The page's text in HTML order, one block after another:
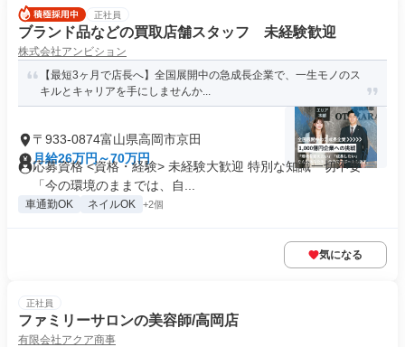
正社員
ブランド品などの買取店舗スタッフ 未経験歓迎
株式会社アンビション
【最短3ヶ月で店長へ】全国展開中の急成長企業で、一生モノのス
キルとキャリアを手にしませんか...
〒933-0874富山県高岡市京田
月給26万円～70万円
応募資格 <資格・経験> 未経験大歓迎 特別な知識一切不要
「今の環境のままでは、自...
車通勤OK ネイルOK +2個
気になる
正社員
ファミリーサロンの美容師/高岡店
有限会社アクア商事